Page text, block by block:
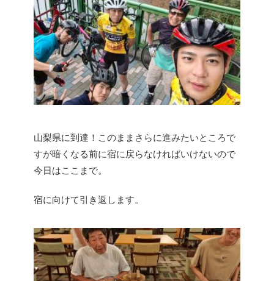
山梨県に到達！このままさらに進みたいところで
すが暗くなる前に宿に戻らなければいけないので
今日はここまで。
宿に向けて引き返します。